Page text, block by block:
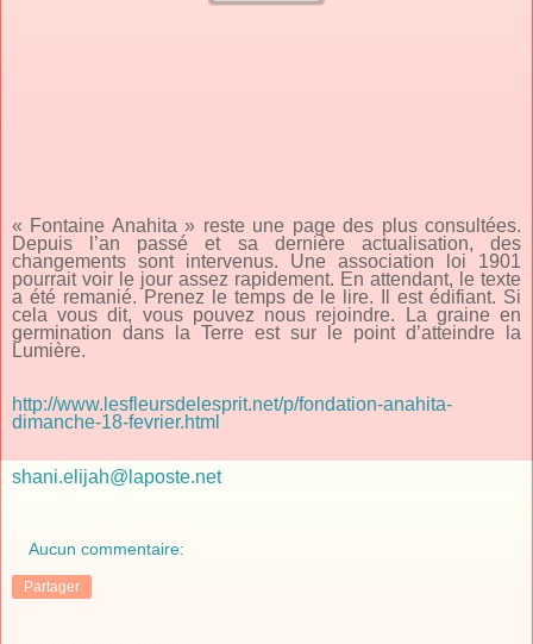
« Fontaine Anahita » reste une page des plus consultées.
Depuis l’an passé et sa dernière actualisation, des
changements sont intervenus. Une association loi 1901
pourrait voir le jour assez rapidement. En attendant, le texte
a été remanié. Prenez le temps de le lire. Il est édifiant. Si
cela vous dit, vous pouvez nous rejoindre. La graine en
germination dans la Terre est sur le point d’atteindre la
Lumière.
http://www.lesfleursdelesprit.net/p/fondation-anahita-
dimanche-18-fevrier.html
shani.elijah@laposte.net
Aucun commentaire:
Partager